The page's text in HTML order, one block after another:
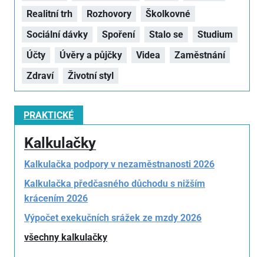
Realitní trh
Rozhovory
Školkovné
Sociální dávky
Spoření Stalo se
Studium
Účty
Úvěry a půjčky Videa
Zaměstnání
Zdraví
Životní styl
PRAKTICKÉ
Kalkulačky
Kalkulačka podpory v nezaměstnanosti 2026
Kalkulačka předčasného důchodu s nižším
krácením 2026
Výpočet exekučních srážek ze mzdy 2026
všechny kalkulačky